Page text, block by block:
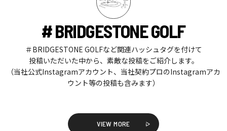
# BRIDGESTONE GOLF
＃BRIDGESTONE GOLFなど関連ハッシュタグを付けて
投稿いただいた中から、素敵な投稿をご紹介します。
（当社公式Instagramアカウント、当社契約プロのInstagramアカ
ウント等の投稿も含みます）
VIEW MORE